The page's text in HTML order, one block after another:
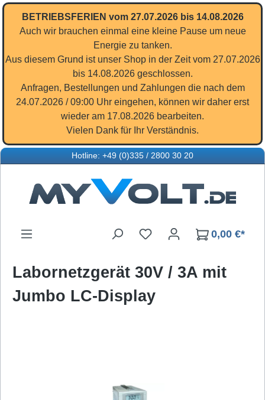
Zum Hauptinhalt springen
BETRIEBSFERIEN vom 27.07.2026 bis 14.08.2026
Auch wir brauchen einmal eine kleine Pause um neue
Energie zu tanken.
Aus diesem Grund ist unser Shop in der Zeit vom 27.07.2026
bis 14.08.2026 geschlossen.
Anfragen, Bestellungen und Zahlungen die nach dem
24.07.2026 / 09:00 Uhr eingehen, können wir daher erst
wieder am 17.08.2026 bearbeiten.
Vielen Dank für Ihr Verständnis.
Hotline: +49 (0)335 / 2800 30 20
Du hast 0 Produkte auf
0,00 €*
Labornetzgerät 30V / 3A mit
Jumbo LC-Display